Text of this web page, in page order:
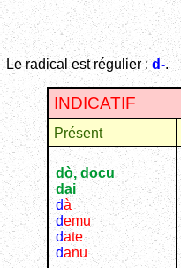
Le radical est régulier : d-.
INDICATIF
Présent
dò, docu
dai
dà
demu
date
danu